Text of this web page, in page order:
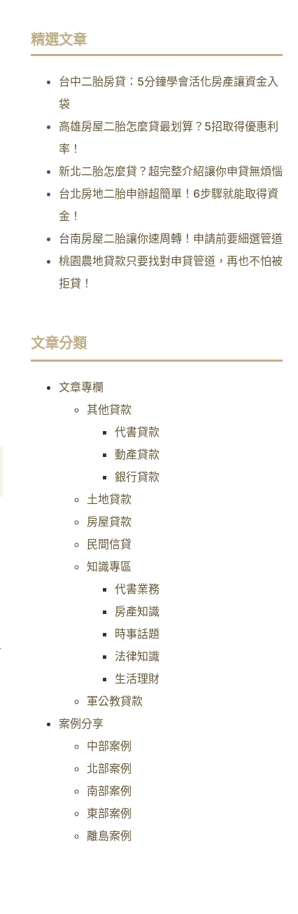
精選文章
台中二胎房貸：5分鐘學會活化房產讓資金入
袋
高雄房屋二胎怎麼貸最划算？5招取得優惠利
率！
新北二胎怎麼貸？超完整介紹讓你申貸無煩惱
台北房地二胎申辦超簡單！6步驟就能取得資
金！
台南房屋二胎讓你速周轉！申請前要細選管道
桃園農地貸款只要找對申貸管道，再也不怕被
拒貸！
文章分類
文章專欄
其他貸款
代書貸款
動產貸款
銀行貸款
土地貸款
房屋貸款
民間信貸
知識專區
代書業務
房產知識
時事話題
法律知識
生活理財
軍公教貸款
案例分享
中部案例
北部案例
南部案例
東部案例
離島案例